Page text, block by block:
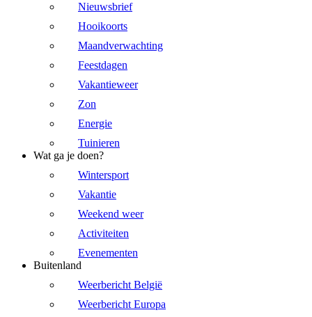
Nieuwsbrief
Hooikoorts
Maandverwachting
Feestdagen
Vakantieweer
Zon
Energie
Tuinieren
Wat ga je doen?
Wintersport
Vakantie
Weekend weer
Activiteiten
Evenementen
Buitenland
Weerbericht België
Weerbericht Europa